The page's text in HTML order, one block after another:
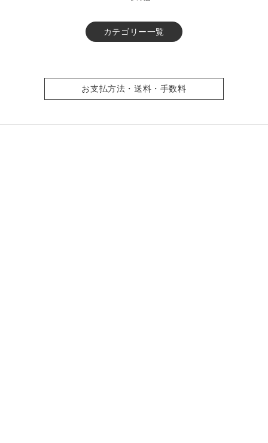
カテゴリー一覧
お支払方法・送料・手数料